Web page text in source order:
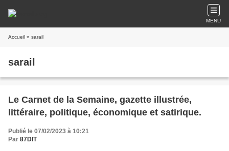
MENU
Accueil » sarail
sarail
Le Carnet de la Semaine, gazette illustrée,
littéraire, politique, économique et satirique.
Publié le 07/02/2023 à 10:21
Par 87DIT